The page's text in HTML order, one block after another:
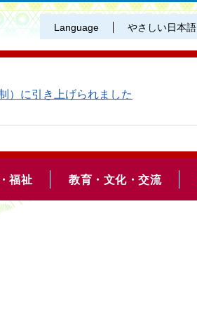
Language やさしい日本語
）に引き上げられました
福祉 教育・文化・交流